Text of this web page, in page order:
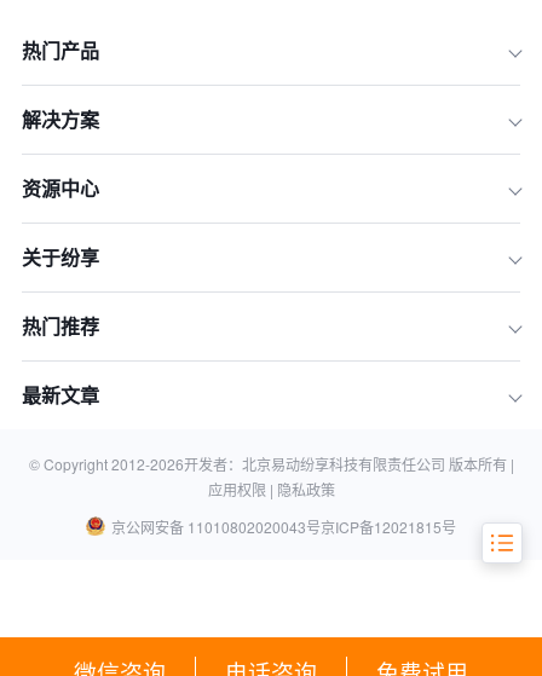
四、展望2026：AI CRM的未来演进趋
六、常见问题解答 (FAQ)
热门产品
解决方案
资源中心
关于纷享
热门推荐
最新文章
© Copyright 2012-2026开发者：北京易动纷享科技有限责任公司 版本所有 |
应用权限 | 隐私政策
京公网安备 11010802020043号京ICP备12021815号